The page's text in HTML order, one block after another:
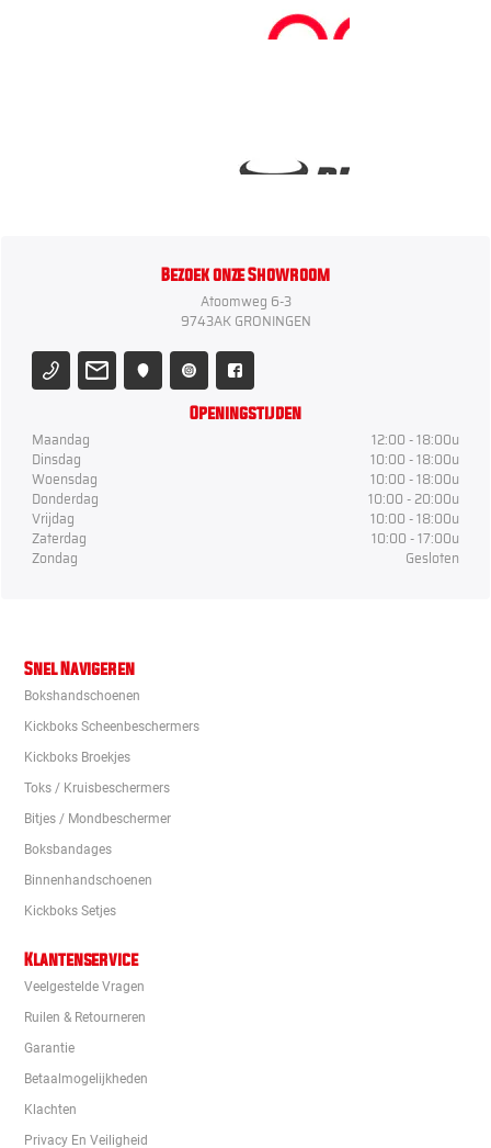
Bezoek onze Showroom
Atoomweg 6-3
9743AK GRONINGEN
Openingstijden
Maandag
12:00 - 18:00u
Dinsdag
10:00 - 18:00u
Woensdag
10:00 - 18:00u
Donderdag
10:00 - 20:00u
Vrijdag
10:00 - 18:00u
Zaterdag
10:00 - 17:00u
Zondag
Gesloten
Snel Navigeren
Bokshandschoenen
Kickboks Scheenbeschermers
Kickboks Broekjes
Toks / Kruisbeschermers
Bitjes / Mondbeschermer
Boksbandages
Binnenhandschoenen
Kickboks Setjes
Klantenservice
Veelgestelde Vragen
Ruilen & Retourneren
Garantie
Betaalmogelijkheden
Klachten
Privacy En Veiligheid